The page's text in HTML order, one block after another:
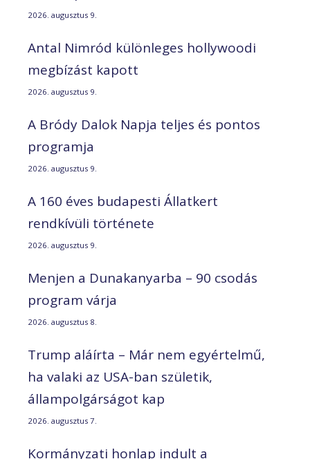
2026. augusztus 9.
Antal Nimród különleges hollywoodi
megbízást kapott
2026. augusztus 9.
A Bródy Dalok Napja teljes és pontos
programja
2026. augusztus 9.
A 160 éves budapesti Állatkert
rendkívüli története
2026. augusztus 9.
Menjen a Dunakanyarba – 90 csodás
program várja
2026. augusztus 8.
Trump aláírta – Már nem egyértelmű,
ha valaki az USA-ban születik,
állampolgárságot kap
2026. augusztus 7.
Kormányzati honlap indult a